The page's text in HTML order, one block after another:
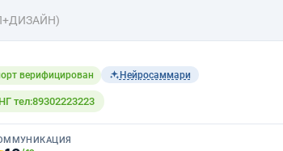
верифицирован Нейросаммари